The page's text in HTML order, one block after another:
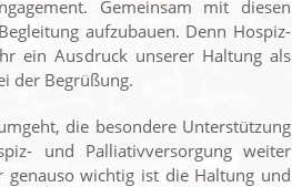
Gemeinsam mit diesen
aufzubauen. Denn Hospiz-
ein Ausdruck unserer Haltung als
der Begrüßung.
die besondere Unterstützung
und Palliativversorgung weiter
genauso wichtig ist die Haltung und